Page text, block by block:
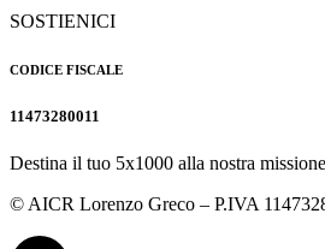
SOSTIENICI
CODICE FISCALE
11473280011
Destina il tuo 5x1000 alla nostra
© AICR Lorenzo Greco – P.IVA